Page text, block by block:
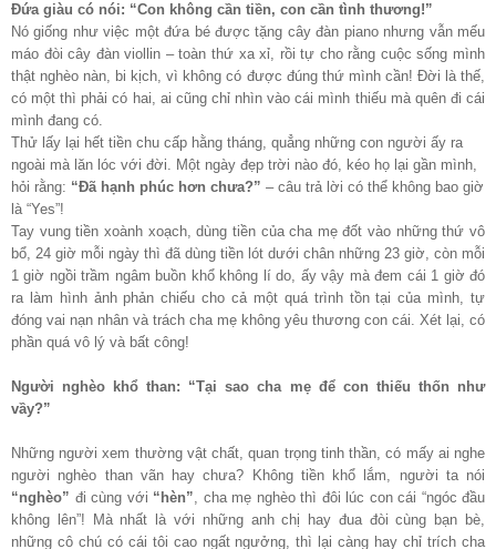
Đứa giàu có nói: “Con không cần tiền, con cần tình thương!”
Nó giống như việc một đứa bé được tặng cây đàn piano nhưng vẫn mếu
máo đòi cây đàn viollin – toàn thứ xa xỉ, rồi tự cho rằng cuộc sống mình
thật nghèo nàn, bi kịch, vì không có được đúng thứ mình cần! Đời là thế,
có một thì phải có hai, ai cũng chỉ nhìn vào cái mình thiếu mà quên đi cái
mình đang có.
Thử lấy lại hết tiền chu cấp hằng tháng, quẳng những con người ấy ra
ngoài mà lăn lóc với đời. Một ngày đẹp trời nào đó, kéo họ lại gần mình,
hỏi rằng: “Đã hạnh phúc hơn chưa?” – câu trả lời có thể không bao giờ
là “Yes”!
Tay vung tiền xoành xoạch, dùng tiền của cha mẹ đốt vào những thứ vô
bổ, 24 giờ mỗi ngày thì đã dùng tiền lót dưới chân những 23 giờ, còn mỗi
1 giờ ngồi trầm ngâm buồn khổ không lí do, ấy vậy mà đem cái 1 giờ đó
ra làm hình ảnh phản chiếu cho cả một quá trình tồn tại của mình, tự
đóng vai nạn nhân và trách cha mẹ không yêu thương con cái. Xét lại, có
phần quá vô lý và bất công!
Người nghèo khổ than: “Tại sao cha mẹ để con thiếu thốn như
vầy?”
Những người xem thường vật chất, quan trọng tinh thần, có mấy ai nghe
người nghèo than vãn hay chưa? Không tiền khổ lắm, người ta nói
“nghèo” đi cùng với “hèn”, cha mẹ nghèo thì đôi lúc con cái “ngóc đầu
không lên”! Mà nhất là với những anh chị hay đua đòi cùng bạn bè,
những cô chú có cái tôi cao ngất ngưởng, thì lại càng hay chỉ trích cha